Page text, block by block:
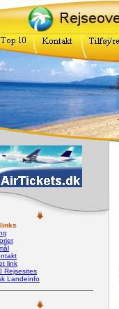
link
Rejsesites
Landeinfo